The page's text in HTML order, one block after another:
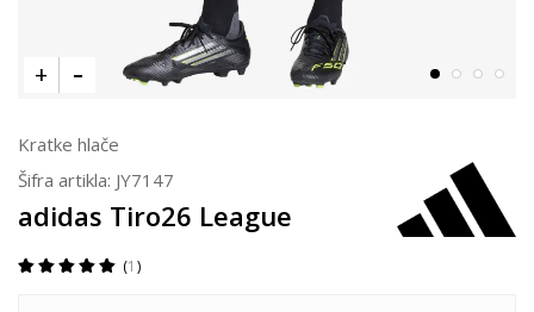
Kratke hlače
Šifra artikla: JY7147
adidas Tiro26 League
1